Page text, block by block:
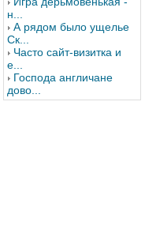
н...
А рядом было ущелье
Ск...
Часто сайт-визитка и
е...
Господа англичане
дово...